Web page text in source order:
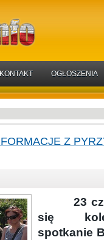
KONTAKT OGŁOSZENIA
Z
23
się
spotkanie